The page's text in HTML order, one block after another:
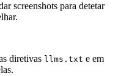
screenshots para detetar
diretivas llms.txt e em